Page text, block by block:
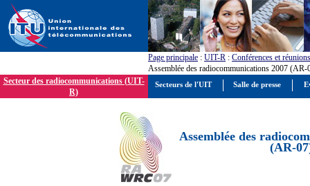
Page principale : UIT-R : Conférences et réunions
Assemblée des radiocommunications 2007 (AR-
Secteur des radiocommunications (UIT-
R)
Assemblée des
(AR-
Secteurs de l'UIT Salle de presse